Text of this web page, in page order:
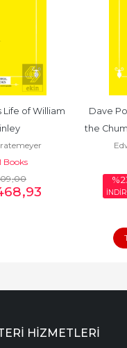
of William
Books
,00
,93
Dave
the
HIZMETLERI